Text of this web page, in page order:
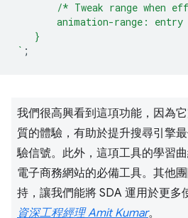
/* Tweak range when
animation-range: entry
   }
` ;
我們很高興看到這項功能，因為
質的體驗，有助於提升搜尋引擎
驗信號。此外，這項工具的學習
電子商務網站的必備工具。其他
持，讓我們能將 SDA 運用於更
資深工程經理 Amit Kumar。